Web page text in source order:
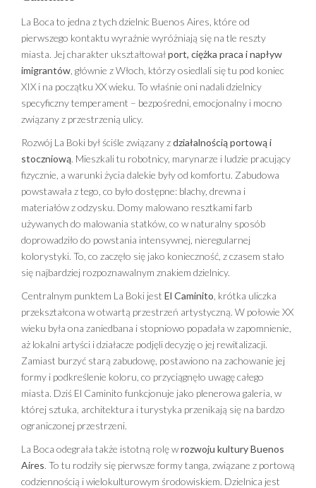
La Boca to jedna z tych dzielnic Buenos Aires, które od
pierwszego kontaktu wyraźnie wyróżniają się na tle reszty
miasta. Jej charakter ukształtowałport, ciężka praca i napływ
imigrantów , głównie z Włoch, którzy osiedlali się tu pod koniec
XIX i na początku XX wieku. To właśnie oni nadali dzielnicy
specyficzny temperament – bezpośredni, emocjonalny i mocno
związany z przestrzenią ulicy.
Rozwój La Boki był ściśle związany zdziałalnością portową i
stoczniową. Mieszkali tu robotnicy, marynarze i ludzie pracujący
fizycznie, a warunki życia dalekie były od komfortu. Zabudowa
powstawała z tego, co było dostępne: blachy, drewna i
materiałów z odzysku. Domy malowano resztkami farb
używanych do malowania statków, co w naturalny sposób
doprowadziło do powstania intensywnej, nieregularnej
kolorystyki. To, co zaczęło się jako konieczność, z czasem stało
się najbardziej rozpoznawalnym znakiem dzielnicy.
Centralnym punktem La Boki jest El Caminito , krótka uliczka
przekształcona w otwartą przestrzeń artystyczną. W połowie XX
wieku była ona zaniedbana i stopniowo popadała w zapomnienie,
aż lokalni artyści i działacze podjęli decyzję o jej rewitalizacji.
Zamiast burzyć starą zabudowę, postawiono na zachowanie jej
formy i podkreślenie koloru, co przyciągnęło uwagę całego
miasta. Dziś El Caminito funkcjonuje jako plenerowa galeria, w
której sztuka, architektura i turystyka przenikają się na bardzo
ograniczonej przestrzeni.
La Boca odegrała także istotną rolę wrozwoju kultury Buenos
Aires. To tu rodziły się pierwsze formy tanga, związane z portową
codziennością i wielokulturowym środowiskiem. Dzielnica jest